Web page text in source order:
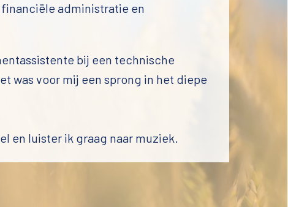
administratie en
bij een technische
was voor mij een sprong in het diepe
en luister ik graag naar muziek.